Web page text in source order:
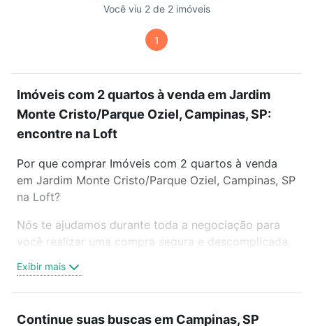
Você viu 2 de 2 imóveis
1
Imóveis com 2 quartos à venda em Jardim
Monte Cristo/Parque Oziel, Campinas, SP:
encontre na Loft
Por que comprar Imóveis com 2 quartos à venda
em Jardim Monte Cristo/Parque Oziel, Campinas, SP
na Loft?
Nós te ajudamos durante toda a negociação para
você realizar uma compra segura e descomplicada.
trabalho e do metrô, aqui você vai encontrar a
oferta ideal de Imóveis com 2 quartos à venda em
Exibir mais
Continue suas buscas em Campinas, SP